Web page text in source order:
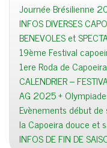
Journée Brésilienne
INFOS DIVERSES
BENEVOLES et
19ème Festival
1ere Roda de
CALENDRIER –
AG 2025 +
Evènements début
la Capoeira douce et
INFOS DE FIN DE